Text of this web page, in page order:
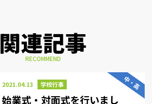
関連記事
RECOMMEND
中・高
2021.04.13 学校行事
始業式・対面式を行いまし